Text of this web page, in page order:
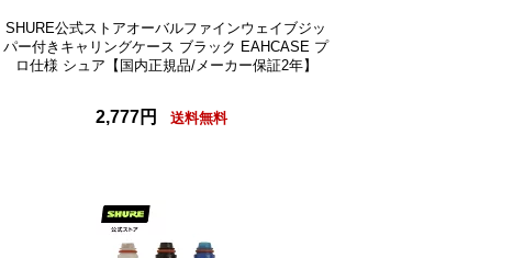
SHURE公式ストアオーバルファインウェイブジッ
パー付きキャリングケース ブラック EAHCASE プ
ロ仕様 シュア【国内正規品/メーカー保証2年】
2,777円 送料無料